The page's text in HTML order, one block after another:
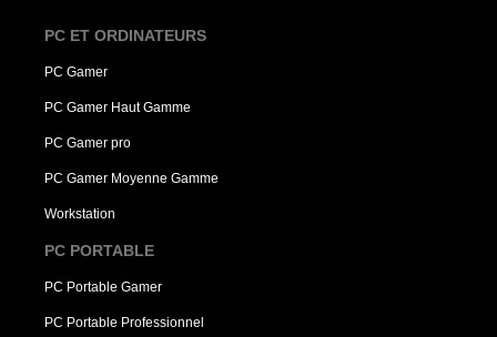
PC ET ORDINATEURS
PC Gamer
PC Gamer Haut Gamme
PC Gamer pro
PC Gamer Moyenne Gamme
Workstation
PC PORTABLE
PC Portable Gamer
PC Portable Professionnel